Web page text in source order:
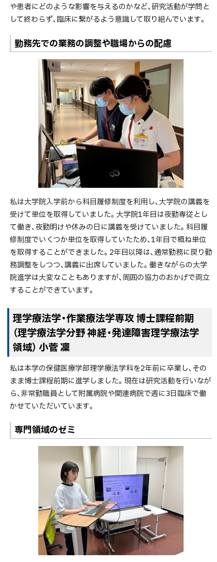
や患者にどのような影響を与えるのかなど、研究活動が学問と
して終わらず、臨床に繋がるよう意識して取り組んでいます。
勤務先での業務の調整や職場からの配慮
私は大学院入学前から科目履修制度を利用し、大学院の講義を
受けて単位を取得していました。大学院1年目は夜勤専従とし
て働き、夜勤明けや休みの日に講義を受けていました。科目履
修制度でいくつか単位を取得していたため、1年目で概ね単位
を取得することができました。2年目以降は、通常勤務に戻り勤
務調整をしつつ、講義に出席していました。働きながらの大学
院進学は大変なこともありますが、周囲の協力のおかげで両立
することができています。
理学療法学・作業療法学専攻 博士課程前期
（理学療法学分野 神経・発達障害理学療法学
領域） 小菅 凜
私は本学の保健医療学部理学療法学科を2年前に卒業し、その
まま博士課程前期に進学しました。現在は研究活動を行いなが
ら、非常勤職員として附属病院や関連病院で週に3日臨床で働
かせていただいています。
専門領域のゼミ